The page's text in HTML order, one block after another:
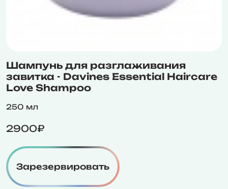
Шампунь для разглаживания
завитка - Davines Essential Haircare
Love Shampoo
250 мл
2900₽
Зарезервировать